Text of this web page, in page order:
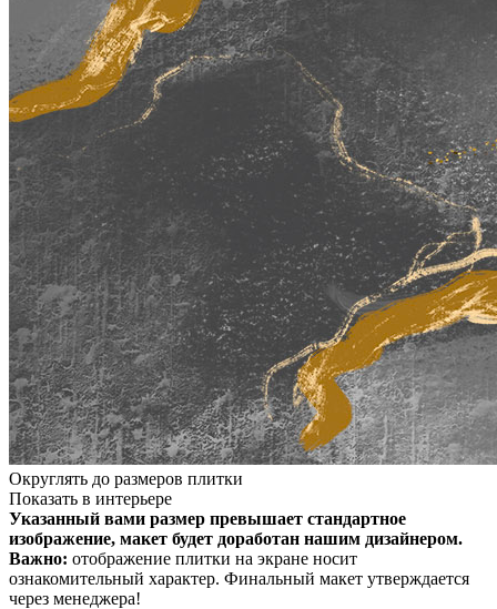
Округлять до размеров плитки
Показать в интерьере
Указанный вами размер превышает стандартное
изображение, макет будет доработан нашим дизайнером.
Важно: отображение плитки на экране носит
ознакомительный характер. Финальный макет утверждается
через менеджера!